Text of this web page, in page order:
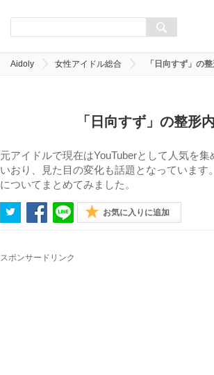
Aidoly 女性アイドル総合 「日向すず」の
「日向すず」の整形
元アイドルで現在はYouTuberとして人気を
いおり、見た目の変化も話題となっていま
についてまとめてみました。
お気に入りに追加
スポンサードリンク